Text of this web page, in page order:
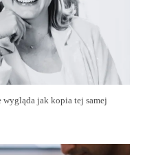
wygląda jak kopia tej samej